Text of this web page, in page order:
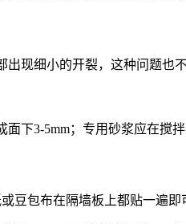
现细小的开裂，这种问题也不
下3-5mm；专用砂浆应在搅
豆包布在隔墙板上都贴一遍即